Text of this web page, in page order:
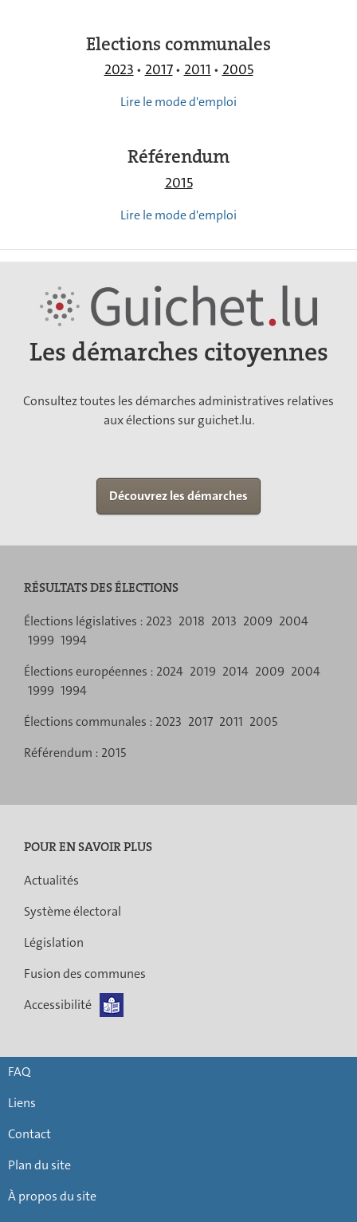
Elections communales
2023 2017 2011 2005
Lire le mode d'emploi
Référendum
2015
Lire le mode d'emploi
Les démarches citoyennes
Consultez toutes les démarches administratives relatives
aux élections sur guichet.lu.
Découvrez les démarches
Menu
de
navigation
RÉSULTATS DES ÉLECTIONS
Élections législatives : 2023 2018 2013 2009 2004
1999 1994
Élections européennes : 2024 2019 2014 2009 2004
1999 1994
Élections communales : 2023 2017 2011 2005
Référendum : 2015
POUR EN SAVOIR PLUS
Actualités
Système électoral
Législation
Fusion des communes
Accessibilité
FAQ
Liens
Contact
Plan du site
À propos du site